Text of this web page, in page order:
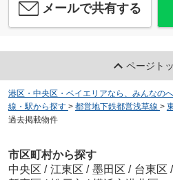
23万円 / 2LDK
サングランパ
24万円 / 2LDK
メールで共有する
ページト
港区・中央区・ベイエリアなら、みんなの
線・駅から探す > 都営地下鉄都営浅草線 >
過去掲載物件
市区町村から探す
中央区 / 江東区 / 墨田区 / 台東区 /